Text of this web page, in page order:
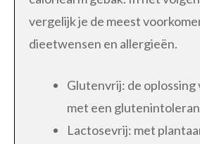
vergelijk je de meest
dieetwensen en allergieën.
Glutenvrij: de oplossing
met een
Lactosevrij: met